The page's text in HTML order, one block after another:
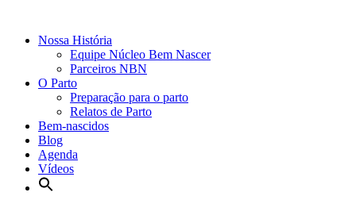
Nossa História
Equipe Núcleo Bem Nascer
Parceiros NBN
O Parto
Preparação para o parto
Relatos de Parto
Bem-nascidos
Blog
Agenda
Vídeos